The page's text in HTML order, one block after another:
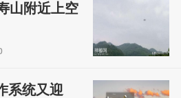
山附近上空
系统又迎